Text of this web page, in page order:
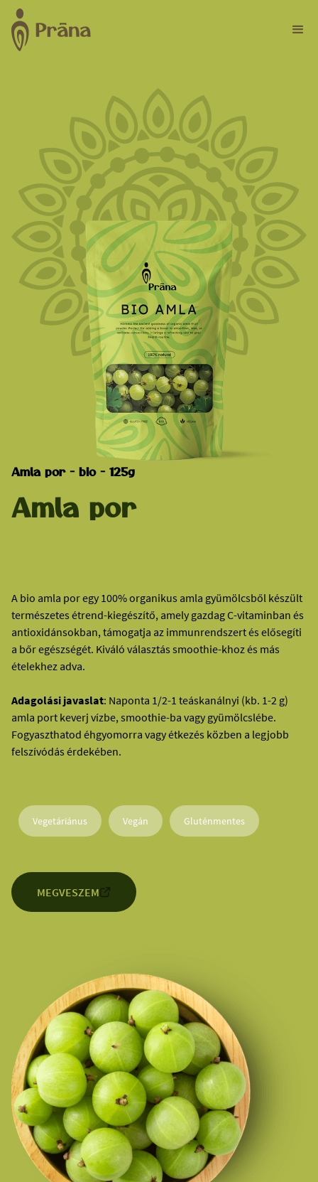
Amla por - bio - 125g
Amla por
A bio amla por egy 100% organikus amla gyümölcsből készült
természetes étrend-kiegészítő, amely gazdag C-vitaminban és
antioxidánsokban, támogatja az immunrendszert és elősegíti
a bőr egészségét. Kiváló választás smoothie-khoz és más
ételekhez adva.
Adagolási javaslat: Naponta 1/2-1 teáskanálnyi (kb. 1-2 g)
amla port keverj vízbe, smoothie-ba vagy gyümölcslébe.
Fogyaszthatod éhgyomorra vagy étkezés közben a legjobb
felszívódás érdekében.
Vegetáriánus Vegán Gluténmentes
MEGVESZEM